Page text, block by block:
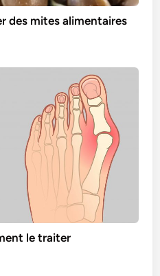
des mites alimentaires
le traiter